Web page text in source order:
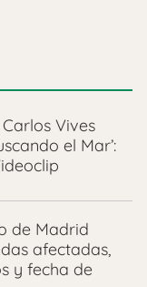
Vives
el Mar’:
de Madrid
afectadas,
y fecha de